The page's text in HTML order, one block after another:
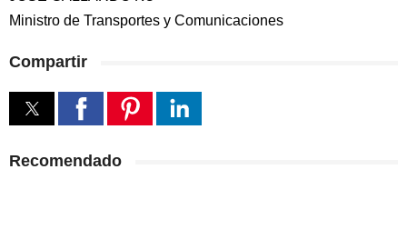
Ministro de Transportes y Comunicaciones
Compartir
Recomendado